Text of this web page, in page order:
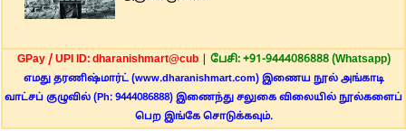
GPay / UPI ID: dharanishmart@cub| பேசி: +91-9444086888 (Whatsapp)
எமது தரணிஷ்மார்ட் (www.dharanishmart.com) இணைய நூல் அங்காடி
வாட்சப் குழுவில் (Ph: 9444086888) இணைந்து சலுகை விலையில் நூல்களைப்
பெற இங்கே சொடுக்கவும்.